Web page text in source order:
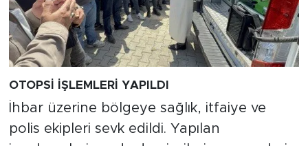
OTOPSİ İŞLEMLERİ YAPILDI
İhbar üzerine bölgeye sağlık, itfaiye ve
polis ekipleri sevk edildi. Yapılan